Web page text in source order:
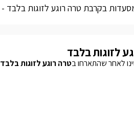
בקרבת טרה רוגע לזוגות בלבד -
לזוגות בלבד
לאחר שהתארחו בטרה רוגע לזוגות בלבד